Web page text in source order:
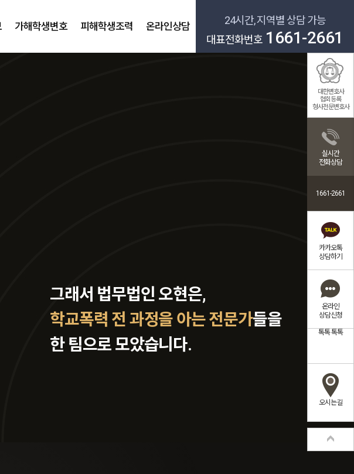
가해학생변호 피해학생조력 온라인상담
24시간, 지역별 상담 가능
대표전화번호 1661-2661
그래서 법무법인 오현은,
학교폭력 전 과정을 아는 전문가들을
한 팀으로 모았습니다.
대한변호사
협회등록
형사전문변호사
실시간
전화상담
1661-2661
카카오톡
상담하기
온라인
상담신청
톡톡톡톡
오시는길